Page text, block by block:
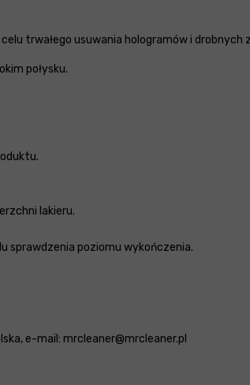
trwałego usuwania hologramów i drobnych
połysku.
lakieru.
sprawdzenia poziomu wykończenia.
e-mail: mrcleaner@mrcleaner.pl